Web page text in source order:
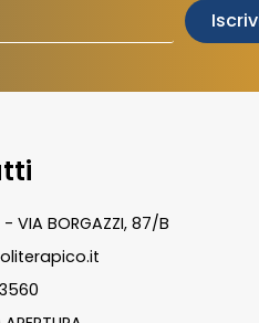
- VIA BORGAZZI, 87/B